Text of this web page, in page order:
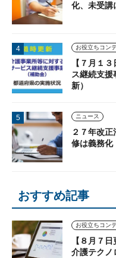
化、未受講
【７月１
ス継続支
新）
ニュース
２７年改
修は義務化
おすすめ記事
【８月７
介護テク